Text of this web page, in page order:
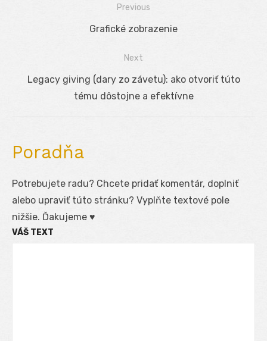
Navigácia
Previous
Previous
Grafické zobrazenie
Next
Next
Legacy giving (dary zo závetu): ako otvoriť túto
tému dôstojne a efektívne
Poradňa
Potrebujete radu? Chcete pridať komentár, doplniť
alebo upraviť túto stránku? Vyplňte textové pole
nižšie. Ďakujeme ♥
VÁŠ TEXT